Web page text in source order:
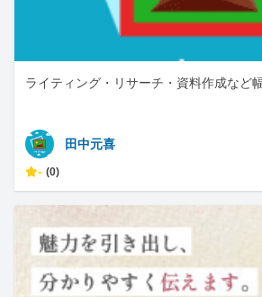
ライティング・リサーチ・資料作成など
田中元喜
- (0)